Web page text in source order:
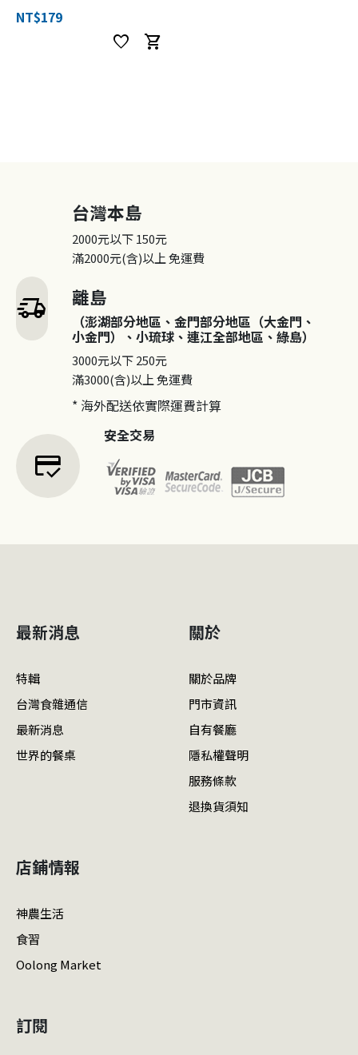
NT$179
favorite shopping_cart
delivery_truck_speed
台灣本島
2000元以下150元
滿2000元(含)以上免運費
離島
（澎湖部分地區、金門部分地區（大金門、
小金門）、小琉球、連江全部地區、綠島）
3000元以下250元
滿3000(含)以上免運費
* 海外配送依實際運費計算
credit_score
安全交易
最新消息
特輯
台灣食雜通信
最新消息
世界的餐桌
關於
關於品牌
門市資訊
自有餐廳
隱私權聲明
服務條款
退換貨須知
店鋪情報
神農生活
食習
Oolong Market
訂閱